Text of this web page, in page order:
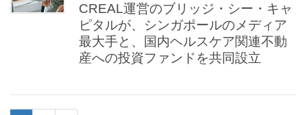
CREAL運営のブリッジ・シー・キャ
ピタルが、シンガポールのメディア
最大手と、国内ヘルスケア関連不動
産への投資ファンドを共同設立